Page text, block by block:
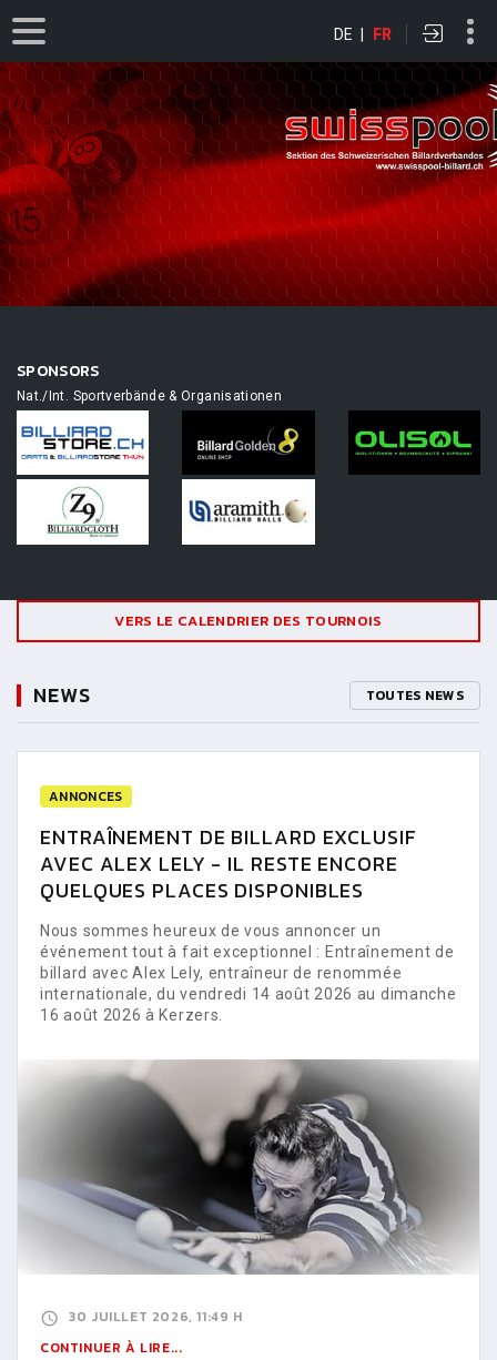
DE | FR
SPONSORS
Nat./Int. Sportverbände & Organisationen
VERS LE CALENDRIER DES TOURNOIS
NEWS TOUTES NEWS
ANNONCES
ENTRAÎNEMENT DE BILLARD EXCLUSIF
AVEC ALEX LELY - IL RESTE ENCORE
QUELQUES PLACES DISPONIBLES
Nous sommes heureux de vous annoncer un
événement tout à fait exceptionnel : Entraînement de
billard avec Alex Lely, entraîneur de renommée
internationale, du vendredi 14 août 2026 au dimanche
16 août 2026 à Kerzers.
30 JUILLET 2026, 11:49 H
CONTINUER À LIRE...